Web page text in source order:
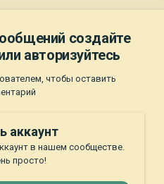
создайте
авторизуйтесь
чтобы оставить
аккаунт
в нашем сообществе.
просто!